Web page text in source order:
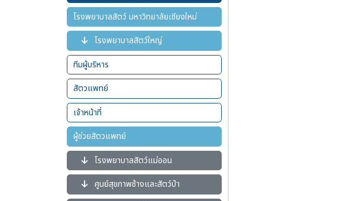
โรงพยาบาลสัตว์ มหาวิทยาลัยเชียงใหม่
โรงพยาบาลสัตว์ใหญ่
ทีมผู้บริหาร
สัตวแพทย์
เจ้าหน้าที่
ผู้ช่วยสัตวแพทย์
โรงพยาบาลสัตว์แม่ออน
ศูนย์สุขภาพช้างและสัตว์ป่า